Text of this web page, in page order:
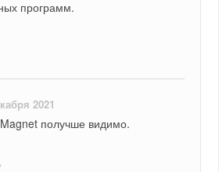
программ.
2021
получше видимо.